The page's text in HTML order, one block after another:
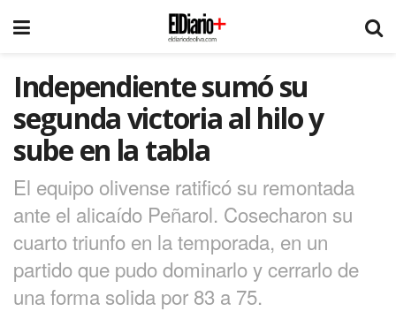
Independiente sumó su
segunda victoria al hilo y
sube en la tabla
El equipo olivense ratificó su remontada
ante el alicaído Peñarol. Cosecharon su
cuarto triunfo en la temporada, en un
partido que pudo dominarlo y cerrarlo de
una forma solida por 83 a 75.